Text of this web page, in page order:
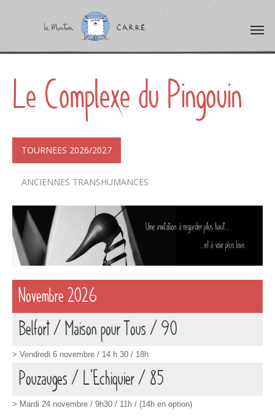
Le Complexe du Pingouin
TOURNEES 2026/2027
ANCIENNES TRANSHUMANCES
Novembre 2026
Belfort /Maison pour Tous/ 90
> Vendredi 6 novembre / 14 h 30 / 18h
Pouzauges / L’Echiquier / 85
> Mardi 24 novembre / 9h30 / 11h / (14h en option)